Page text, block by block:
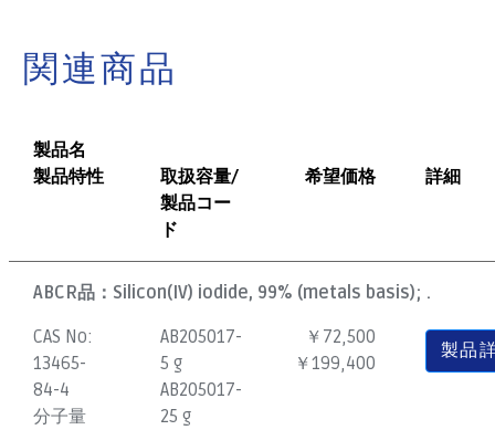
関連商品
製品名
製品特性
取扱容量/
製品コー
ド
希望価格 詳細
ABCR品： Silicon(IV) iodide, 99% (metals basis); .
CAS No:
13465-
84-4
分子量
AB205017-
5 g
AB205017-
25 g
￥72,500
￥199,400
製品